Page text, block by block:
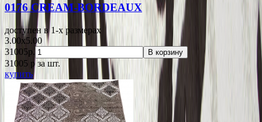
0176 CREAM-BORDEAUX
доступен в 1-x размерах
3.00x5.00
31005р.
В корзину
31005 pза шт.
купить